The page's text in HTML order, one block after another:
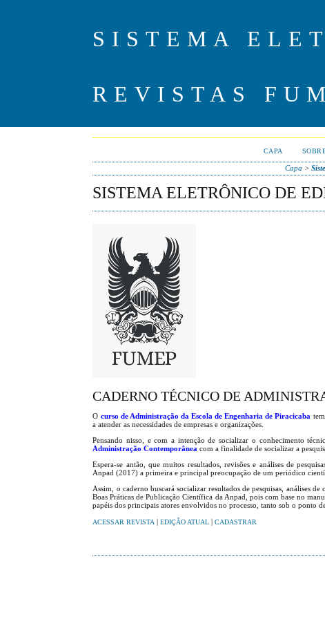
SISTEMA
REVISTAS
CAPA
Capa >
SISTEMA ELETRÔNICO DE
CADERNO TÉCNICO DE
O curso de Administração da Escola de Engenharia de Piracicaba
a atender as necessidades de empresas e organizações.
Pensando nisso, e com a intenção de socializar o conhecimento
Administração Contemporânea com a finalidade de socializar a
Espera-se antão, que muitos resultados, revisões e análises de
Anpad (2017) a primeira e principal preocupação de um periódico
Assim, o caderno buscará socializar resultados de pesquisas, análises
Boas Práticas de Publicação Científica da Anpad, pois com base no
papéis dos principais atores envolvidos no processo, tanto sob o ponto
ACESSAR REVISTA |EDIÇÃO ATUAL |CADASTRAR